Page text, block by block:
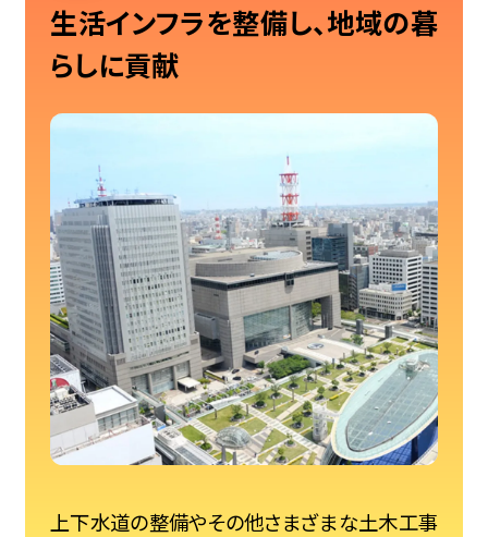
生活インフラを整備し、地域の暮
らしに貢献
上下水道の整備やその他さまざまな土木工事